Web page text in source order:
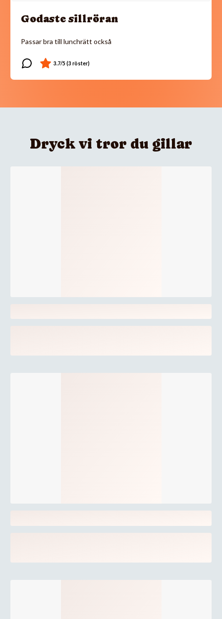
Godaste sillröran
Passar bra till lunchrätt också
Dryck vi tror du gillar